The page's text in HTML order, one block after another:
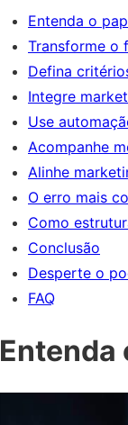
Entenda o
Transforme o
Defina
Integre
Use
Acompanhe
Alinhe
O erro mais
Como
Conclusão
Desperte o
FAQ
Entenda